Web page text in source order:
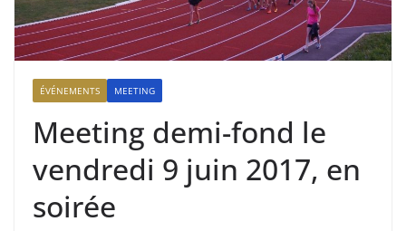
ÉVÉNEMENTS MEETING
Meeting demi-fond le
vendredi 9 juin 2017, en
soirée